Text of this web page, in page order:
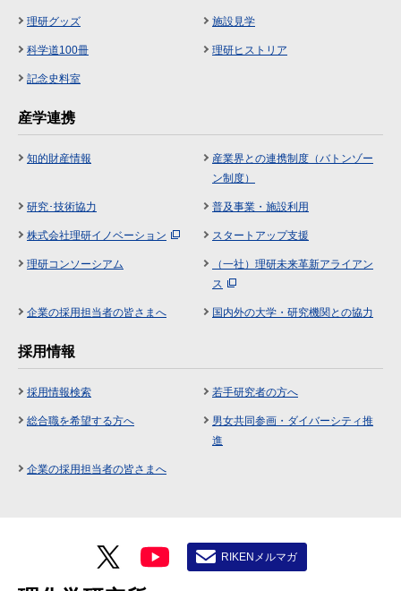
理研グッズ 施設見学
科学道100冊 理研ヒストリア
記念史料室
産学連携
知的財産情報
産業界との連携制度（バトンゾー
ン制度）
研究･技術協力 普及事業・施設利用
株式会社理研イノベーション スタートアップ支援
理研コンソーシアム
（一社）理研未来革新アライアン
ス
企業の採用担当者の皆さまへ 国内外の大学・研究機関との協力
採用情報
採用情報検索 若手研究者の方へ
総合職を希望する方へ
男女共同参画・ダイバーシティ推
進
企業の採用担当者の皆さまへ
RIKENメルマガ